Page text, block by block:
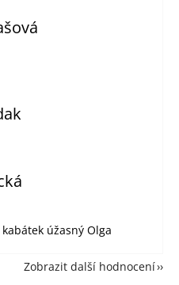
je 5 z 5 hvězdiček.
je 5 z 5 hvězdiček.
je 5 z 5 hvězdiček.
úžasný Olga
Zobrazit další hodnocení